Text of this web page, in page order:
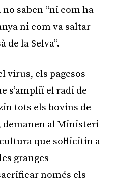
saben “ni com ha
ni com va saltar
de la Selva”.
virus, els pagesos
s’ampliï el radi de
tots els bovins de
demanen al Ministeri
que sol·licitin a
granges
només els